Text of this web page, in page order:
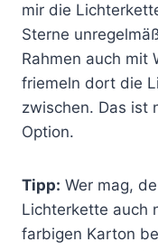
mir die
Sterne
Rahmen auch mit
friemeln dort die
zwischen. Das ist
Option.
Tipp: Wer mag,
Lichterkette auch
farbigen Karton